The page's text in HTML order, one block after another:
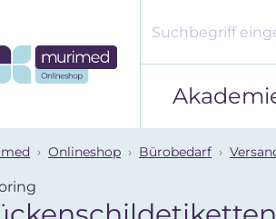
Onlineshop Bürobedarf